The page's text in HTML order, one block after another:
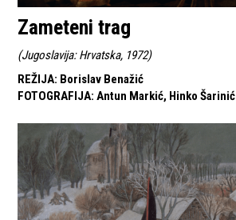
Zameteni trag
(Jugoslavija: Hrvatska, 1972)
REŽIJA: Borislav Benažić
FOTOGRAFIJA: Antun Markić, Hinko Šarinić